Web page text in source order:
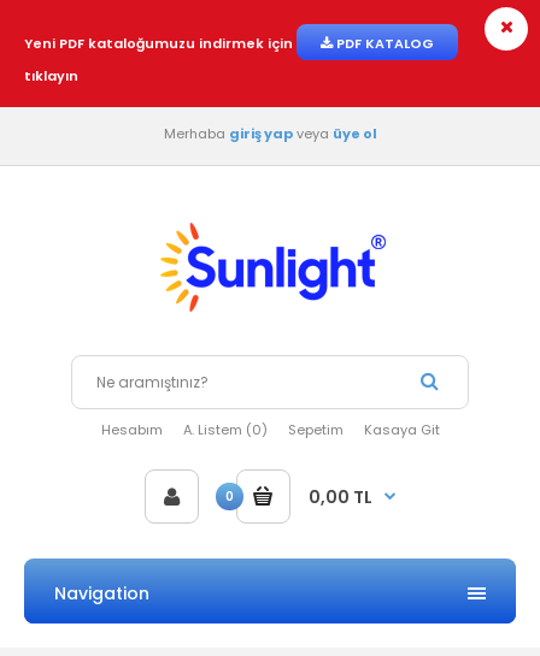
Yeni PDF kataloğumuzu indirmek için
PDF KATALOG
tıklayın
Merhaba giriş yapveya üye ol
Hesabım A. Listem (0) Sepetim Kasaya Git
0 0,00 TL
Navigation